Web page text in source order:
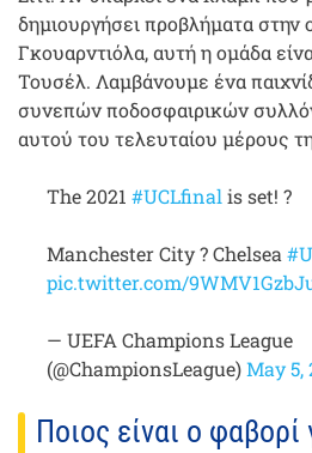
δημιουργήσει προβλήματα στην
Γκουαρντιόλα, αυτή η ομάδα
Τουσέλ. Λαμβάνουμε ένα
συνεπών ποδοσφαιρικών
αυτού του τελευταίου μέρους
The 2021 #UCLfinal is set! ?
Manchester City ? Chelsea
pic.twitter.com/
— UEFA Champions League
(@ChampionsLeague)May 5,
Ποιος είναι ο φαβορί